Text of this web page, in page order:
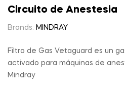
Circuito de Anestesia
Brands: MINDRAY
Filtro de Gas Vetaguard es un
activado para máquinas de
Mindray